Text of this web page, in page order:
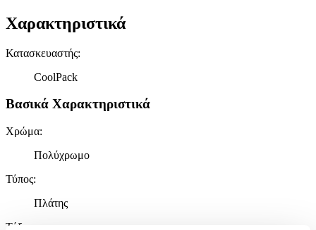
Χαρακτηριστικά
Κατασκευαστής:
CoolPack
Βασικά Χαρακτηριστικά
Χρώμα:
Πολύχρωμο
Τύπος:
Πλάτης
Τάξη